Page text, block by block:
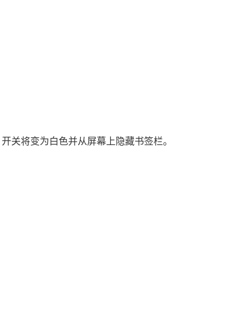
关将变为白色并从屏幕上隐藏书签栏。